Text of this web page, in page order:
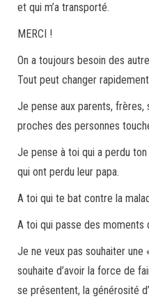
et qui m’a transporté.
MERCI !
On a toujours besoin des
Tout peut changer
Je pense aux parents, frères,
proches des personnes
Je pense à toi qui a perdu
qui ont perdu leur papa.
A toi qui te bat contre la
A toi qui passe des moments
Je ne veux pas souhaiter une
souhaite d’avoir la force de
se présentent, la générosité